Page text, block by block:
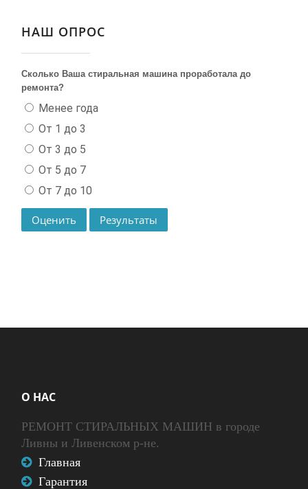
НАШ ОПРОС
Сколько Ваша стиральная машина проработала до
ремонта?
Менее года
От 1 до 3
От 3 до 5
От 5 до 7
От 7 до 10
О НАС
РЕМОНТ СТИРАЛЬНЫХ МАШИН в городе
Ливны и Ливенском р-не.
Главная
Гарантия